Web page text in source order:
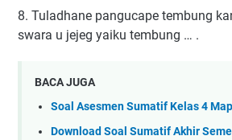
8. Tuladhane pangucape tembung
swara u jejeg yaiku tembung … .
BACA JUGA
Soal Asesmen Sumatif Kelas 4
Download Soal Sumatif Akhir